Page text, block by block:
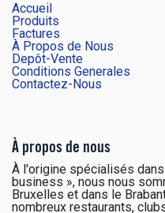
Accueil
Produits
Factures
À Propos de Nous
Depôt-Vente
Conditions Generales
Contactez-Nous
À propos de nous
À l'origine spécialisés
business », nous nous
Bruxelles et dans le
nombreux restaurants,